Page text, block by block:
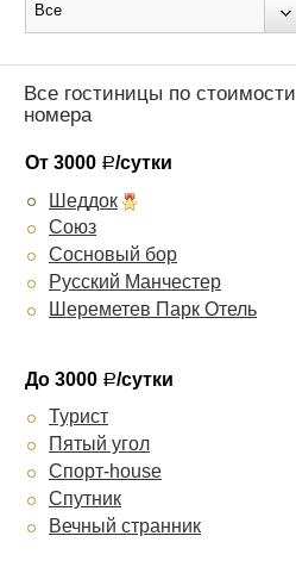
Все
Все гостиницы по стоимости
номера
От 3000 Р/сутки
Шеддок
Союз
Сосновый бор
Русский Манчестер
Шереметев Парк Отель
До 3000 Р/сутки
Турист
Пятый угол
Спорт-house
Спутник
Вечный странник